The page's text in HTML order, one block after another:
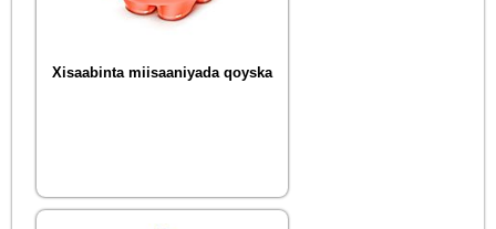
Xisaabinta miisaaniyada qoyska